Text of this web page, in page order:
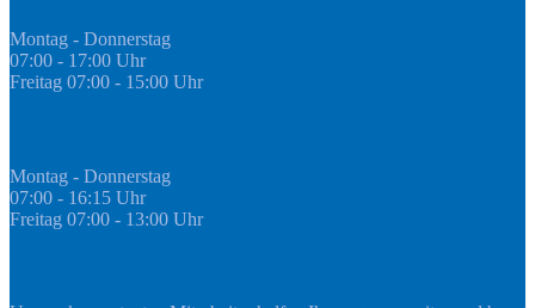
Montag - Donnerstag
07:00 - 17:00 Uhr
Freitag 07:00 - 15:00 Uhr
Montag - Donnerstag
07:00 - 16:15 Uhr
Freitag 07:00 - 13:00 Uhr